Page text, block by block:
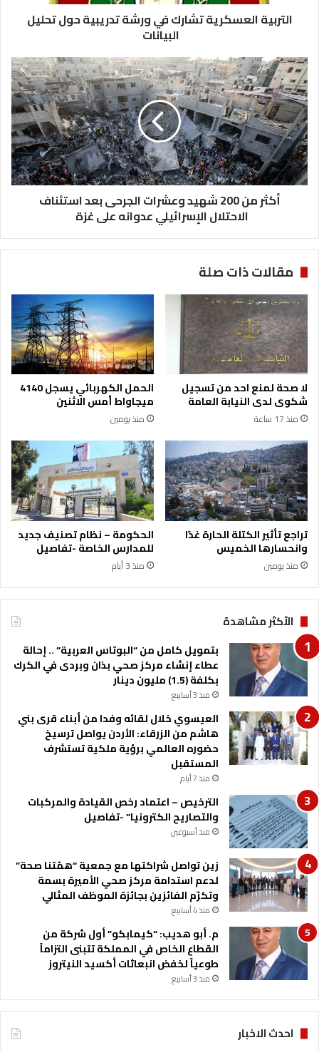
التربية العسكرية تشارك في ورشة تدريبية حول تحليل
البيانات
أكثر
من
200
شهيد
وعشرات
الجرحى
بعد
استئناف
الاحتلال
الإسرائيلي
غزة
أكثر من 200 شهيد وعشرات الجرحى بعد استئناف
الاحتلال الإسرائيلي عدوانه على غزة
مقالات ذات صلة
لا صحة لمنع احد من تسجيل
شكوى لدى النيابة العامة
منذ 17 ساعة
الحمل الكهربائي يسجل 4140
ميجاواط أمس الاثنين
منذ يومين
تراجع تأثير الكتلة الحارة غدًا
وانحسارها الخميس
منذ يومين
الحكومة – نظام تصنيف جديد
للمدارس الخاصة -تفاصيل
منذ 3 أيام
الأكثر مشاهدة
بتمويل كامل من “البوتاس العربية” .. إحالة
عطاء إنشاء مركز صحي بذان وبردى في الكرك
بكلفة (1.5) مليون دينار
منذ 3 أسابيع
العيسوي خلال لقائه وفدا من أبناء قرى بني
هاشم من الزرقاء: الأردن يواصل ترسيخ
حضوره العالمي برؤية ملكية تستشرف
المستقبل
منذ 7 أيام
الترخيص – اعتماد رخص القيادة والمركبات
والتصاريح الكترونيا” -تفاصيل
منذ أسبوعين
زين تواصل شراكتها مع جمعية “همّتنا صحة”
لدعم استدامة مركز صحي الأميرة بسمة
وتكرّم الفائزين بجائزة الموظف المثالي
منذ 4 أسابيع
م. أبو هديب: “كيمابكو” أول شركة من
القطاع الخاص في المملكة تتبنى التزاماً
طوعياً لخفض انبعاثات أكسيد النيتروز
منذ 3 أسابيع
احدث الاخبار